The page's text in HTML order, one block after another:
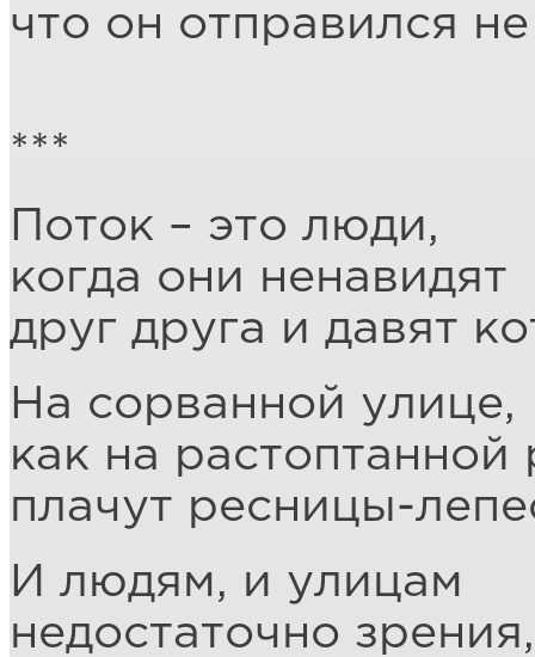
что он отправился
***
Поток – это люди,
когда они ненавидят
друг друга и давят
На сорванной улице,
как на
плачут ресницы-
И людям, и улицам
недостаточно зрения,